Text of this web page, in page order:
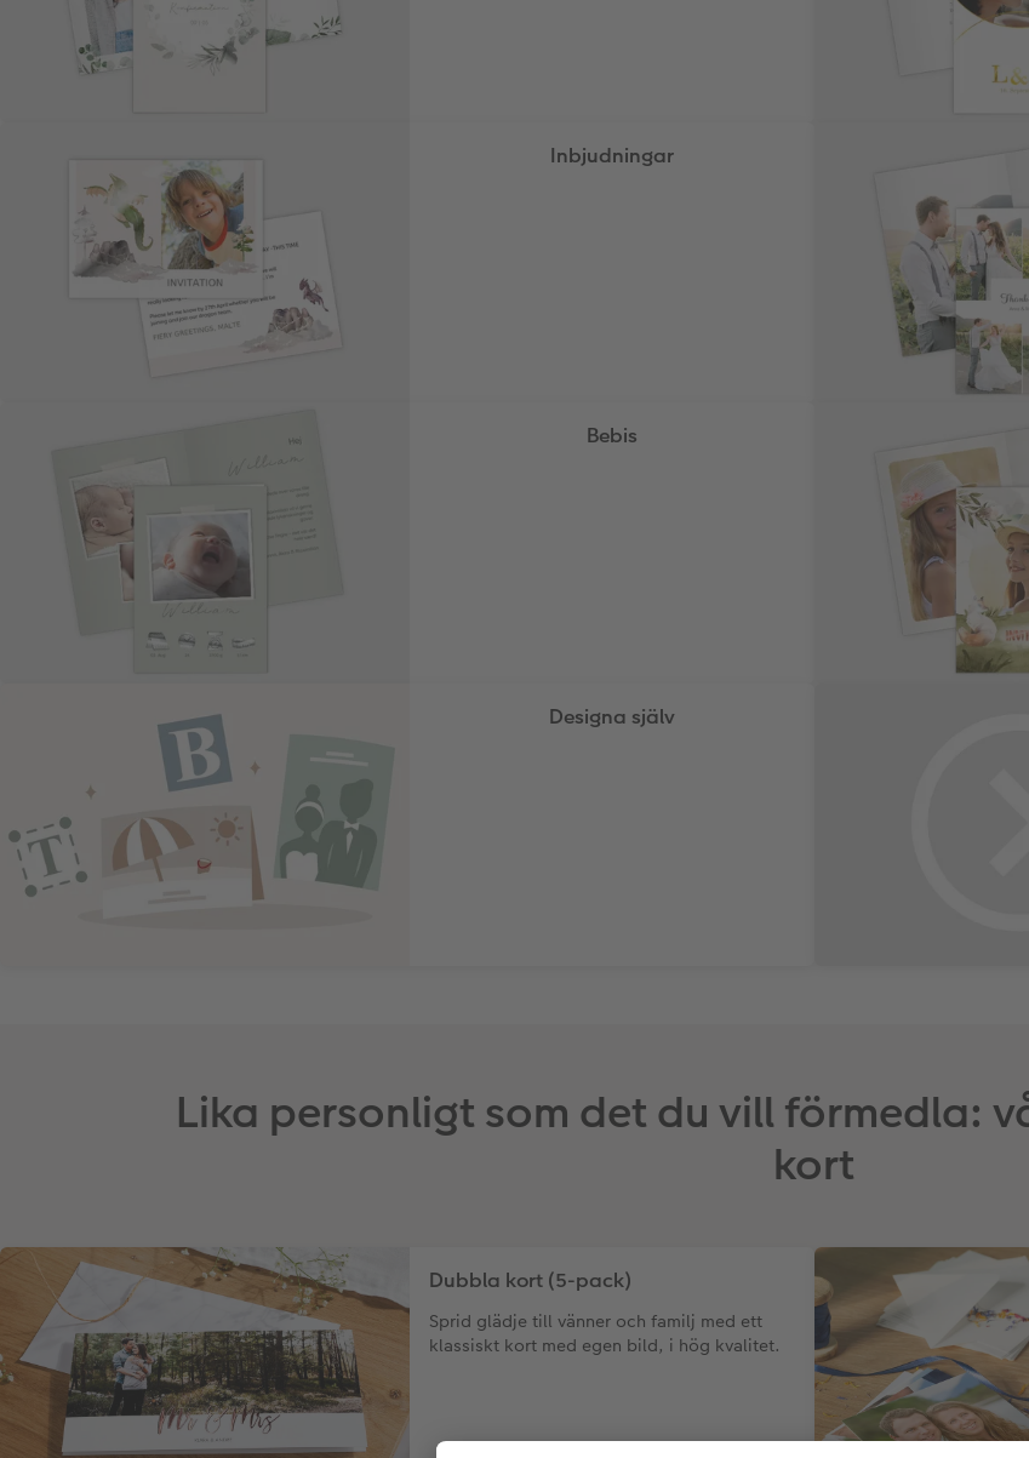
Inbjudningar
Bebis
Designa själv
Lika personligt som det du vill förmedla:
kort
Dubbla kort (5-pack)
Sprid glädje till vänner och familj med ett
klassiskt kort med egen bild, i hög kvalitet.